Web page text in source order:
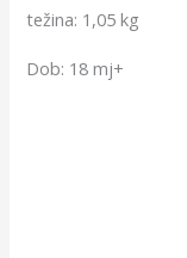
težina: 1,05 kg
Dob: 18 mj+